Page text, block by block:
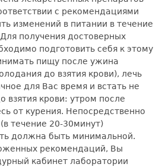
с рекомендациями
изменений в питании в течение
получения достоверных
подготовить себя к этому
пищу после ужина
до взятия крови), лечь
для Вас время и встать не
взятия крови: утром после
от курения. Непосредственно
течение 20-30минут)
должна быть минимальной.
рекомендаций, Вы
кабинет лаборатории